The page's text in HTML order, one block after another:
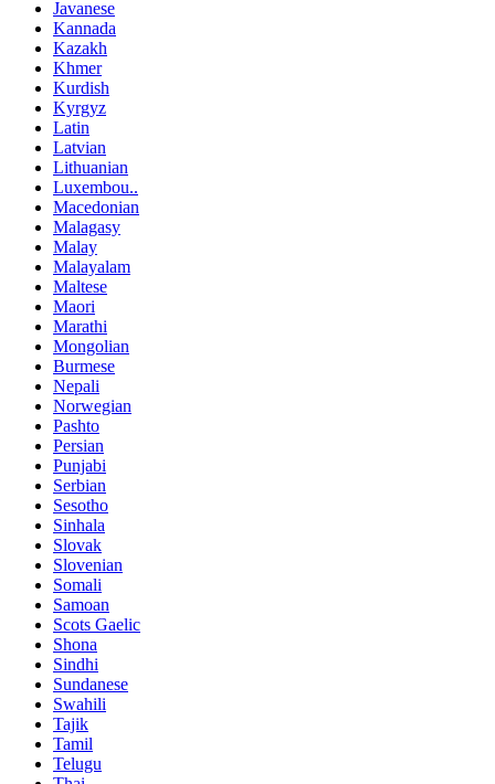
Javanese
Kannada
Kazakh
Khmer
Kurdish
Kyrgyz
Latin
Latvian
Lithuanian
Luxembou..
Macedonian
Malagasy
Malay
Malayalam
Maltese
Maori
Marathi
Mongolian
Burmese
Nepali
Norwegian
Pashto
Persian
Punjabi
Serbian
Sesotho
Sinhala
Slovak
Slovenian
Somali
Samoan
Scots Gaelic
Shona
Sindhi
Sundanese
Swahili
Tajik
Tamil
Telugu